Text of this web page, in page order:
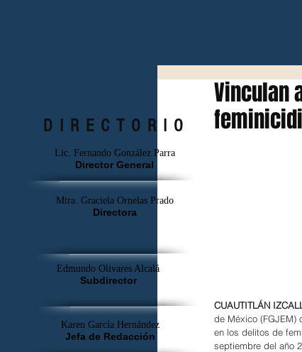
Vinculan
CUAUTITLÁN
de México (FGJEM)
en los delitos de
septiembre del año
DIRECTORIO
Lic. Fernando González Parra
Director General
Mtra. Graciela Ornelas Prado
Directora
Edmundo Olivares Alcalá
Subdirector
Karen García Hernández
Jefa de Redacción